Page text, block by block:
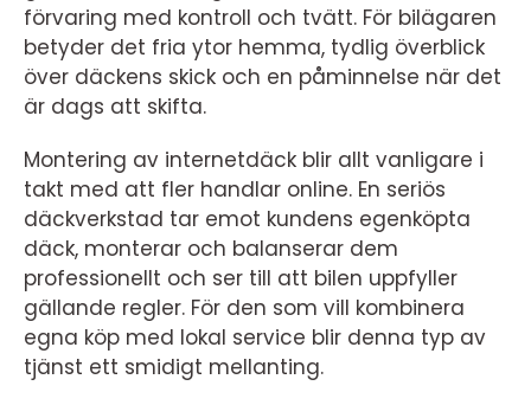
förvaring med kontroll och tvätt. För bilägaren
betyder det fria ytor hemma, tydlig överblick
över däckens skick och en påminnelse när det
är dags att skifta.
Montering av internetdäck blir allt vanligare i
takt med att fler handlar online. En seriös
däckverkstad tar emot kundens egenköpta
däck, monterar och balanserar dem
professionellt och ser till att bilen uppfyller
gällande regler. För den som vill kombinera
egna köp med lokal service blir denna typ av
tjänst ett smidigt mellanting.